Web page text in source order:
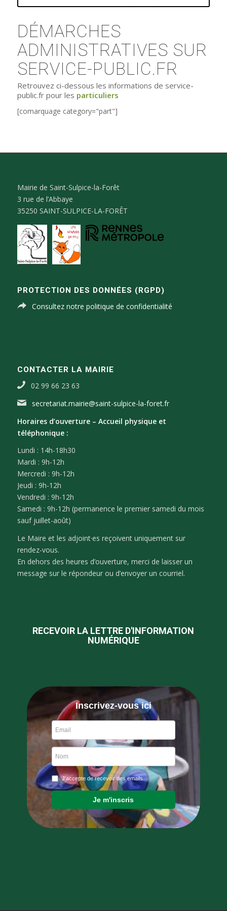
DÉMARCHES
ADMINISTRATIVES SUR
SERVICE-PUBLIC.FR
Retrouvez ci-dessous les informations de service-
public.fr pour les particuliers
[comarquage category="part"]
Mairie de Saint-Sulpice-la-Forêt
3 rue de l’Abbaye
35250 SAINT-SULPICE-LA-FORÊT
PROTECTION DES DONNÉES (RGPD)
Consultez notre politique de confidentialité
CONTACTER LA MAIRIE
02 99 66 23 63
secretariat.mairie@saint-sulpice-la-foret.fr
Horaires d’ouverture – Accueil physique et
téléphonique :
Lundi : 14h-18h30
Mardi : 9h-12h
Mercredi : 9h-12h
Jeudi : 9h-12h
Vendredi : 9h-12h
Samedi : 9h-12h (permanence le premier samedi du mois
sauf juillet-août)
Le Maire et les adjoint·es reçoivent uniquement sur
rendez-vous.
En dehors des heures d’ouverture, merci de laisser un
message sur le répondeur ou d’envoyer un courriel.
RECEVOIR LA LETTRE D'INFORMATION
NUMÉRIQUE
Inscrivez-vous ici
J'accepte de recevoir des emails
Je m'inscris